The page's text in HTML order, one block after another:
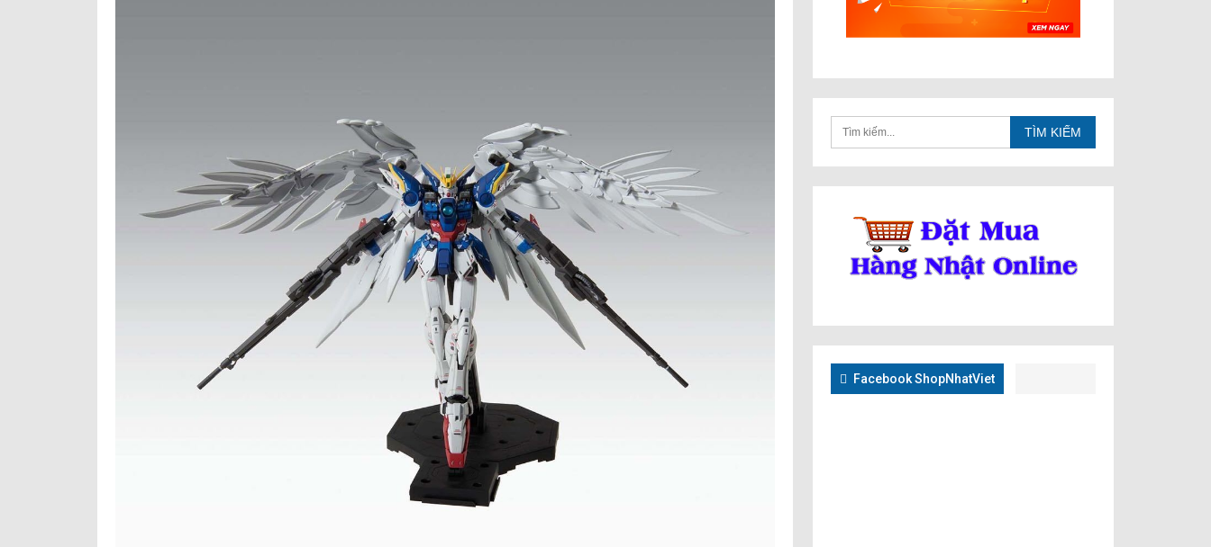
Facebook ShopNhatViet